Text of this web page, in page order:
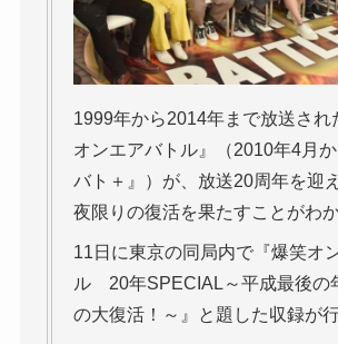
1999年から2014年まで放送され
オンエアバトル』（2010年4月
バト＋』）が、放送20周年を迎
夜限りの復活を果たすことがわか
11日に東京の同局内で『爆笑オ
ル 20年SPECIAL～平成最後の
の大復活！～』と題した収録が行